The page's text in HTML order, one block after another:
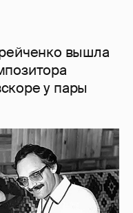
вышла
у пары